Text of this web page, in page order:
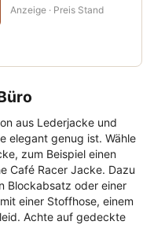
Anzeige · Preis Stand
aus Lederjacke und
elegant genug ist. Wähle
zum Beispiel einen
Café Racer Jacke. Dazu
Blockabsatz oder einer
einer Stoffhose, einem
Achte auf gedeckte